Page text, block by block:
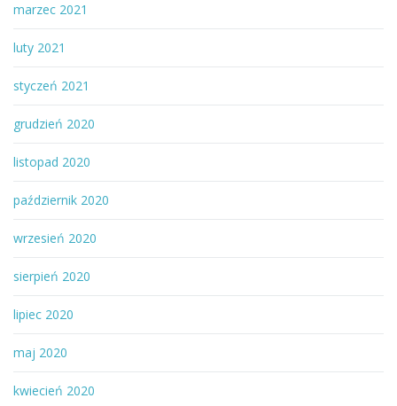
marzec 2021
luty 2021
styczeń 2021
grudzień 2020
listopad 2020
październik 2020
wrzesień 2020
sierpień 2020
lipiec 2020
maj 2020
kwiecień 2020